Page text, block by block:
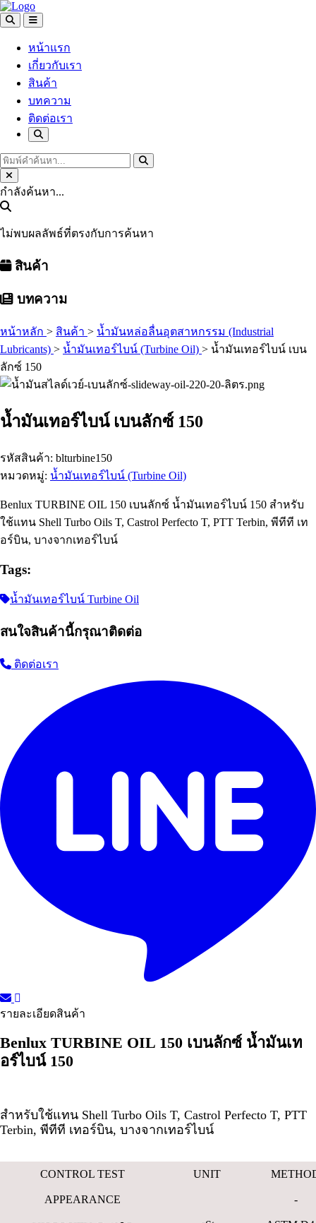
หน้าแรก
เกี่ยวกับเรา
สินค้า
บทความ
ติดต่อเรา
กำลังค้นหา...
ไม่พบผลลัพธ์ที่ตรงกับการค้นหา
สินค้า
บทความ
หน้าหลัก > สินค้า > น้ำมันหล่อลื่นอุตสาหกรรม (Industrial
Lubricants) > น้ำมันเทอร์ไบน์ (Turbine Oil) > น้ำมันเทอร์ไบน์ เบน
ลักซ์ 150
น้ำมันเทอร์ไบน์ เบนลักซ์ 150
รหัสสินค้า: blturbine150
หมวดหมู่: น้ำมันเทอร์ไบน์ (Turbine Oil)
Benlux TURBINE OIL 150 เบนลักซ์ น้ำมันเทอร์ไบน์ 150 สำหรับ
ใช้แทน Shell Turbo Oils T, Castrol Perfecto T, PTT Terbin, พีทีที เท
อร์บิน, บางจากเทอร์ไบน์
Tags:
น้ำมันเทอร์ไบน์ Turbine Oil
สนใจสินค้านี้กรุณาติดต่อ
ติดต่อเรา
รายละเอียดสินค้า
Benlux TURBINE OIL 150 เบนลักซ์ น้ำมันเท
อร์ไบน์ 150
สำหรับใช้แทน Shell Turbo Oils T, Castrol Perfecto T, PTT
Terbin, พีทีที เทอร์บิน, บางจากเทอร์ไบน์
CONTROL TEST UNIT
APPEARANCE -